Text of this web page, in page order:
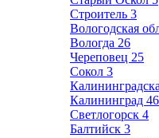
Строитель 3
Вологодская
Вологда 26
Череповец 25
Сокол 3
Калининград 46
Светлогорск 4
Балтийск 3